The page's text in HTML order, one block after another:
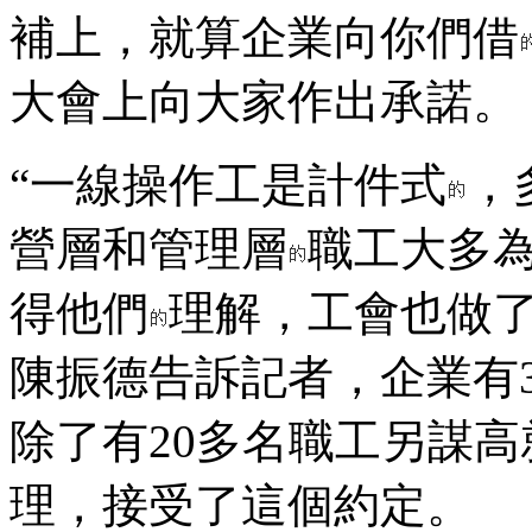
補上，就算企業向你們借
大會上向大家作出承諾。
“一線操作工是計件式
營層和管理層 職工大多
得他們 理解，工會也做
陳振德告訴記者，企業
除了有20多名職工另謀
理，接受了這個約定。